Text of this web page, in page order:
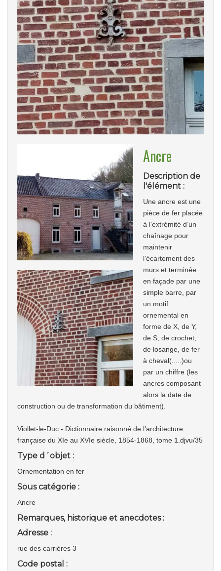
Ancre
Description de
l'élément :
Une ancre est une
pièce de fer placée
à l’extrémité d’un
chaînage pour
maintenir
l’écartement des
murs et terminée
en façade par une
simple barre, par
un motif
ornemental en
forme de X, de Y,
de S, de crochet,
de losange, de fer
à cheval(.....)ou
par un chiffre (les
ancres composant
alors la date de
construction ou de transformation du bâtiment).
Viollet-le-Duc - Dictionnaire raisonné de l’architecture
française du XIe au XVIe siècle, 1854-1868, tome 1.djvu/35
Type d´objet :
Ornementation en fer
Sous catégorie :
Ancre
Remarques, historique et anecdotes :
Adresse :
rue des carrières 3
Code postal :